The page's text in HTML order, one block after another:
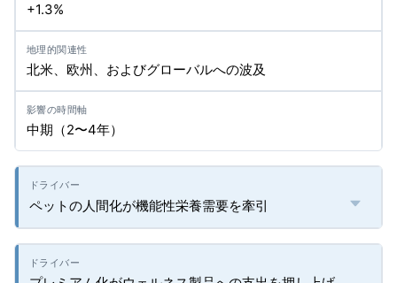
+1.3%
北米、欧州、およびグローバルへの波及
中期（2〜4年）
ペットの人間化が機能性栄養需要を牽引